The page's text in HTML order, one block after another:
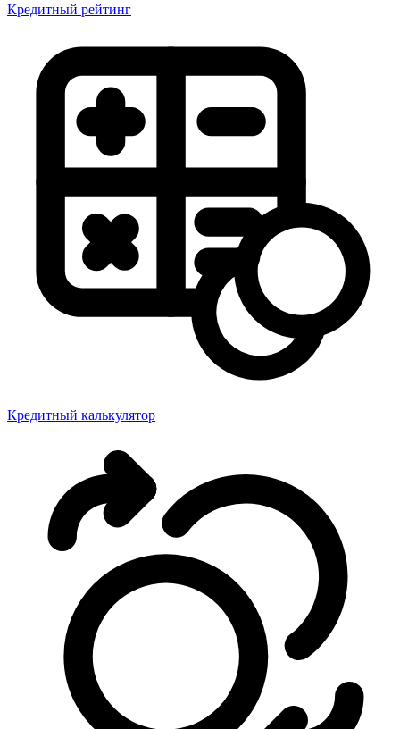
Кредитный рейтинг
Кредитный калькулятор